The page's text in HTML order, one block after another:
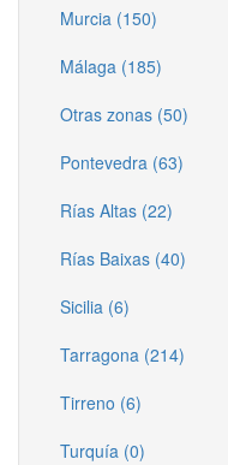
Murcia (150)
Málaga (185)
Otras zonas (50)
Pontevedra (63)
Rías Altas (22)
Rías Baixas (40)
Sicilia (6)
Tarragona (214)
Tirreno (6)
Turquía (0)